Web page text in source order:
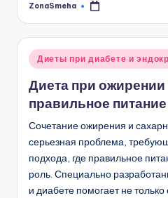
Запись
ZonaSmeha
Опубликовано
Диеты при диабете и
Диета при ожирении
правильное
Сочетание ожирения и
серьезная проблема,
подхода, где правильное
роль. Специально
и диабете помогает не